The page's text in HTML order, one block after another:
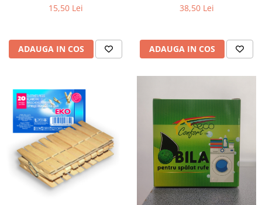
15,50 Lei
ADAUGA IN COS
38,50 Lei
ADAUGA IN COS